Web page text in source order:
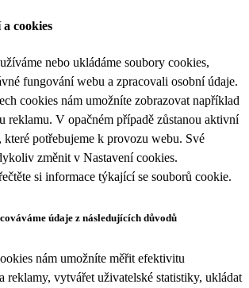
cookies
nebo ukládáme soubory cookies,
fungování webu a zpracovali osobní údaje.
cookies nám umožníte zobrazovat například
reklamu. V opačném případě zůstanou aktivní
které potřebujeme k provozu webu. Své
změnit v Nastavení cookies.
si informace týkající se souborů cookie.
údaje z následujících důvodů
nám umožníte měřit efektivitu
reklamy, vytvářet uživatelské statistiky, ukládat